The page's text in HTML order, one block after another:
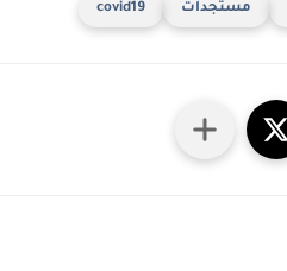
مستجدات covid19